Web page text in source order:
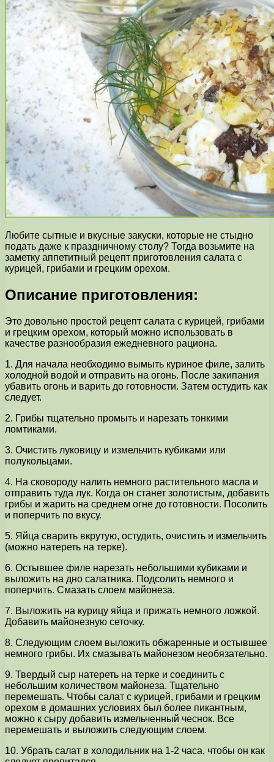
Любите сытные и вкусные закуски, которые не стыдно
подать даже к праздничному столу? Тогда возьмите на
заметку аппетитный рецепт приготовления салата с
курицей, грибами и грецким орехом.
Описание приготовления:
Это довольно простой рецепт салата с курицей, грибами
и грецким орехом, который можно использовать в
качестве разнообразия ежедневного рациона.
1. Для начала необходимо вымыть куриное филе, залить
холодной водой и отправить на огонь. После закипания
убавить огонь и варить до готовности. Затем остудить как
следует.
2. Грибы тщательно промыть и нарезать тонкими
ломтиками.
3. Очистить луковицу и измельчить кубиками или
полукольцами.
4. На сковороду налить немного растительного масла и
отправить туда лук. Когда он станет золотистым, добавить
грибы и жарить на среднем огне до готовности. Посолить
и поперчить по вкусу.
5. Яйца сварить вкрутую, остудить, очистить и измельчить
(можно натереть на терке).
6. Остывшее филе нарезать небольшими кубиками и
выложить на дно салатника. Подсолить немного и
поперчить. Смазать слоем майонеза.
7. Выложить на курицу яйца и прижать немного ложкой.
Добавить майонезную сеточку.
8. Следующим слоем выложить обжаренные и остывшее
немного грибы. Их смазывать майонезом необязательно.
9. Твердый сыр натереть на терке и соединить с
небольшим количеством майонеза. Тщательно
перемешать. Чтобы салат с курицей, грибами и грецким
орехом в домашних условиях был более пикантным,
можно к сыру добавить измельченный чеснок. Все
перемешать и выложить следующим слоем.
10. Убрать салат в холодильник на 1-2 часа, чтобы он как